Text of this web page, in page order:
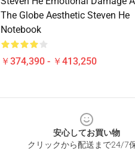
The Globe Aesthetic Steven He
Notebook
￥374,390 - ￥413,250
安心してお買い物
クリックから配送まで24/7